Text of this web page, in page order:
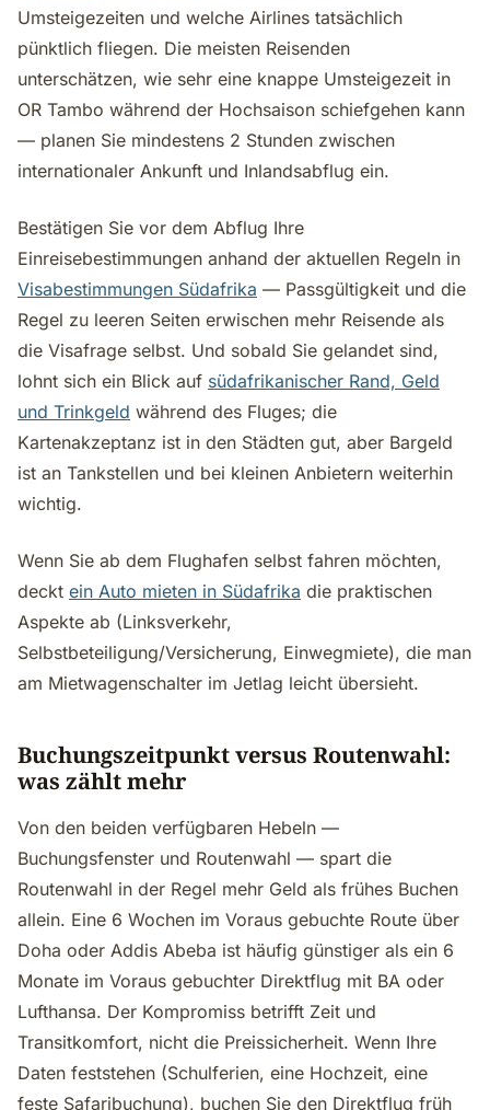
Umsteigezeiten und welche Airlines tatsächlich
pünktlich fliegen. Die meisten Reisenden
unterschätzen, wie sehr eine knappe Umsteigezeit in
OR Tambo während der Hochsaison schiefgehen kann
— planen Sie mindestens 2 Stunden zwischen
internationaler Ankunft und Inlandsabflug ein.
Bestätigen Sie vor dem Abflug Ihre
Einreisebestimmungen anhand der aktuellen Regeln in
Visabestimmungen Südafrika — Passgültigkeit und die
Regel zu leeren Seiten erwischen mehr Reisende als
die Visafrage selbst. Und sobald Sie gelandet sind,
lohnt sich ein Blick auf südafrikanischer Rand, Geld
und Trinkgeld während des Fluges; die
Kartenakzeptanz ist in den Städten gut, aber Bargeld
ist an Tankstellen und bei kleinen Anbietern weiterhin
wichtig.
Wenn Sie ab dem Flughafen selbst fahren möchten,
deckt ein Auto mieten in Südafrika die praktischen
Aspekte ab (Linksverkehr,
Selbstbeteiligung/Versicherung, Einwegmiete), die man
am Mietwagenschalter im Jetlag leicht übersieht.
Buchungszeitpunkt versus Routenwahl:
was zählt mehr
Von den beiden verfügbaren Hebeln —
Buchungsfenster und Routenwahl — spart die
Routenwahl in der Regel mehr Geld als frühes Buchen
allein. Eine 6 Wochen im Voraus gebuchte Route über
Doha oder Addis Abeba ist häufig günstiger als ein 6
Monate im Voraus gebuchter Direktflug mit BA oder
Lufthansa. Der Kompromiss betrifft Zeit und
Transitkomfort, nicht die Preissicherheit. Wenn Ihre
Daten feststehen (Schulferien, eine Hochzeit, eine
feste Safaribuchung), buchen Sie den Direktflug früh